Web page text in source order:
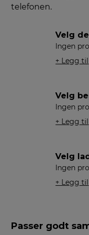
telefonen.
Velg
Ingen
+ Legg til
Velg
Ingen
+ Legg til
Velg
Ingen
+ Legg til
Passer godt